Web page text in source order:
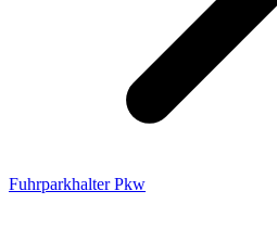
Fuhrparkhalter Pkw